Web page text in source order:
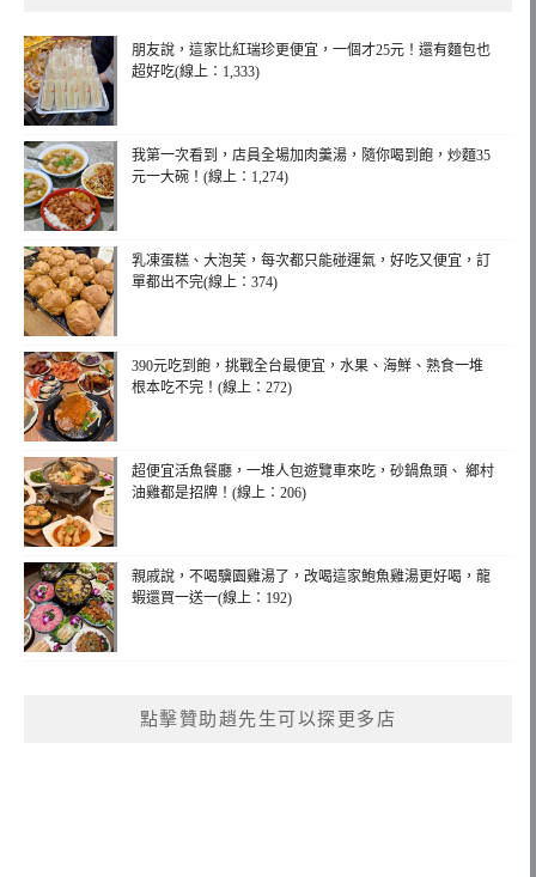
朋友說，這家比紅瑞珍更便宜，一個才25元！還有麵包也
超好吃(線上：1,333)
我第一次看到，店員全場加肉羹湯，隨你喝到飽，炒麵35
元一大碗！(線上：1,274)
乳凍蛋糕、大泡芙，每次都只能碰運氣，好吃又便宜，訂
單都出不完(線上：374)
390元吃到飽，挑戰全台最便宜，水果、海鮮、熟食一堆
根本吃不完！(線上：272)
超便宜活魚餐廳，一堆人包遊覽車來吃，砂鍋魚頭、 鄉村
油雞都是招牌！(線上：206)
親戚說，不喝驥園雞湯了，改喝這家鮑魚雞湯更好喝，龍
蝦還買一送一(線上：192)
點擊贊助趙先生可以探更多店